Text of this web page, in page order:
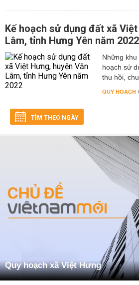
Kế hoạch sử dụng đất xã
Lâm, tỉnh Hưng Yên năm 2022
Những
hoạch sử
thu hồi,
QUY HOẠCH
TÌM THEO NGÀY
Quy hoạch xã Việt Hưng